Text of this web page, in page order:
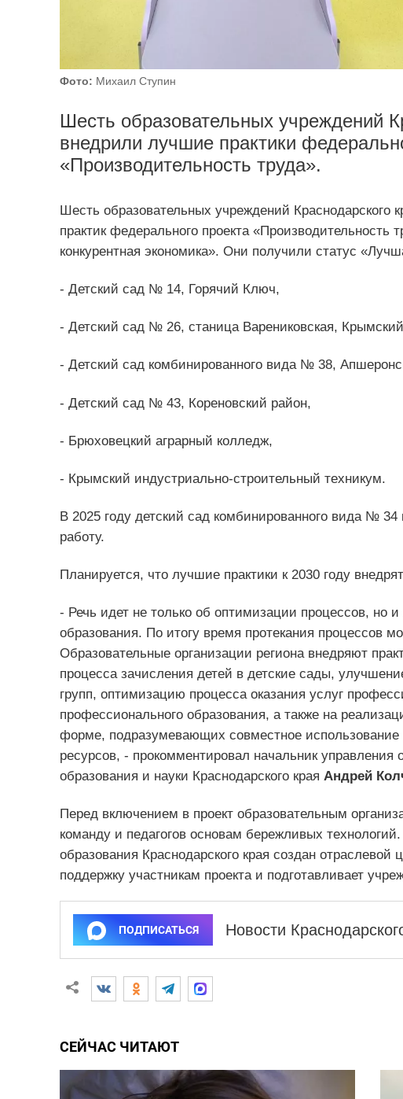
Фото: Михаил Ступин
Шесть образовательных учреждений
внедрили лучшие практики
«Производительность труда».
Шесть образовательных учреждений Краснодарского
практик федерального проекта
конкурентная экономика». Они получили статус
- Детский сад № 14, Горячий Ключ,
- Детский сад № 26, станица Варениковская,
- Детский сад комбинированного вида № 38,
- Детский сад № 43, Кореновский район,
- Брюховецкий аграрный колледж,
- Крымский индустриально-строительный техникум.
В 2025 году детский сад комбинированного вида №
работу.
Планируется, что лучшие практики к 2030 году
- Речь идет не только об оптимизации процессов, но
образования. По итогу время протекания процессов
Образовательные организации региона внедряют
процесса зачисления детей в детские сады,
групп, оптимизацию процесса оказания услуг
профессионального образования, а также на
форме, подразумевающих совместное использование
ресурсов, - прокомментировал начальник управления
образования и науки Краснодарского края Андрей
Перед включением в проект образовательным
команду и педагогов основам бережливых
образования Краснодарского края создан отраслевой
поддержку участникам проекта и подготавливает
ПОДПИСАТЬСЯ Новости
СЕЙЧАС ЧИТАЮТ